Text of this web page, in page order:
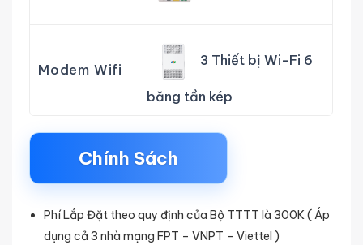
Modem Wifi
3 Thiết bị Wi-Fi 6
băng tần kép
Chính Sách
Phí Lắp Đặt theo quy định của Bộ TTTT là 300K ( Áp
dụng cả 3 nhà mạng FPT – VNPT – Viettel )